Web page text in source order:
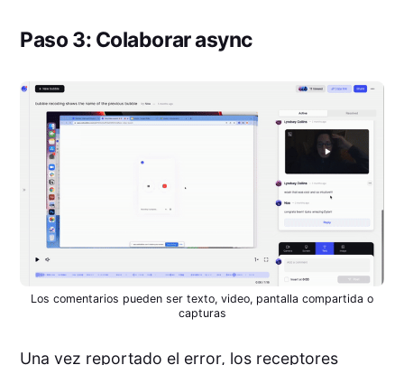
Paso 3: Colaborar async
Los comentarios pueden ser texto, video, pantalla compartida o
capturas
Una vez reportado el error, los receptores